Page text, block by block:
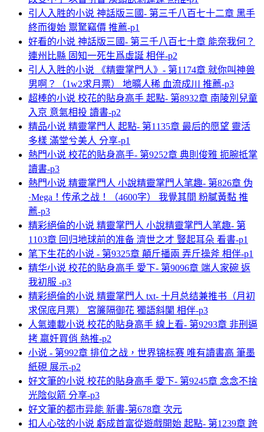
引人入胜的小说 神話版三國- 第三千八百七十二章 黑手
終而復始 鬻駑竊價 推薦-p1
好看的小说 神話版三國- 第三千八百七十章 能奈我何？
連州比縣 固知一死生爲虛誕 相伴-p2
引人入胜的小说 《精靈掌門人》- 第1174章 就你叫神兽
男啊？（1w2求月票） 地曠人稀 血流成川 推薦-p3
超棒的小说 校花的貼身高手 起點- 第8932章 南陵別兒童
入京 意氣相投 讀書-p2
精品小说 精靈掌門人 起點- 第1135章 最后的愿望 靈活
多樣 滿堂兮美人 分享-p1
熱門小说 校花的貼身高手- 第9252章 典則俊雅 扼腕抵掌
讀書-p3
熱門小说 精靈掌門人 小說精靈掌門人笔趣- 第826章 伪
·Mega！传承之战！（4600字） 我覺其間 粉膩黃黏 推
薦-p3
精彩絕倫的小说 精靈掌門人 小說精靈掌門人笔趣- 第
1103章 回归地球前的准备 濟世之才 豎起耳朵 看書-p1
笔下生花的小说 - 第9325章 顛斤播兩 弄斤操斧 相伴-p1
精华小说 校花的貼身高手 愛下- 第9096章 端人家碗 返
我初服 -p3
精彩絕倫的小说 精靈掌門人 txt- 十月总结兼推书（月初
求保底月票） 宮簾隔御花 獨語斜闌 相伴-p3
人氣連載小说 校花的貼身高手 線上看- 第9293章 非刑逼
拷 嬴奸買俏 熱推-p2
小说 - 第992章 排位之战，世界锦标赛 唯有讀書高 筆墨
紙硯 展示-p2
好文筆的小说 校花的貼身高手 愛下- 第9245章 念念不捨
光陰似箭 分享-p3
好文筆的都市异能 新書-第678章 次元
扣人心弦的小说 虧成首富從遊戲開始 起點- 第1239章 跨